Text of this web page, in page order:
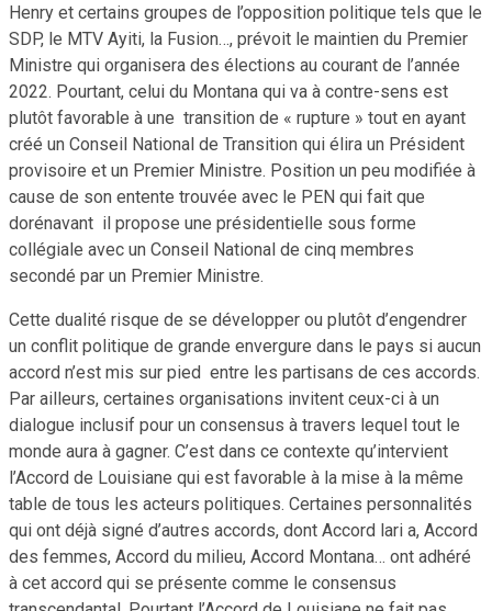
Henry et certains groupes de l’opposition politique tels que le
SDP, le MTV Ayiti, la Fusion…, prévoit le maintien du Premier
Ministre qui organisera des élections au courant de l’année
2022. Pourtant, celui du Montana qui va à contre-sens est
plutôt favorable à une transition de « rupture » tout en ayant
créé un Conseil National de Transition qui élira un Président
provisoire et un Premier Ministre. Position un peu modifiée à
cause de son entente trouvée avec le PEN qui fait que
dorénavant il propose une présidentielle sous forme
collégiale avec un Conseil National de cinq membres
secondé par un Premier Ministre.
Cette dualité risque de se développer ou plutôt d’engendrer
un conflit politique de grande envergure dans le pays si aucun
accord n’est mis sur pied entre les partisans de ces accords.
Par ailleurs, certaines organisations invitent ceux-ci à un
dialogue inclusif pour un consensus à travers lequel tout le
monde aura à gagner. C’est dans ce contexte qu’intervient
l’Accord de Louisiane qui est favorable à la mise à la même
table de tous les acteurs politiques. Certaines personnalités
qui ont déjà signé d’autres accords, dont Accord lari a, Accord
des femmes, Accord du milieu, Accord Montana… ont adhéré
à cet accord qui se présente comme le consensus